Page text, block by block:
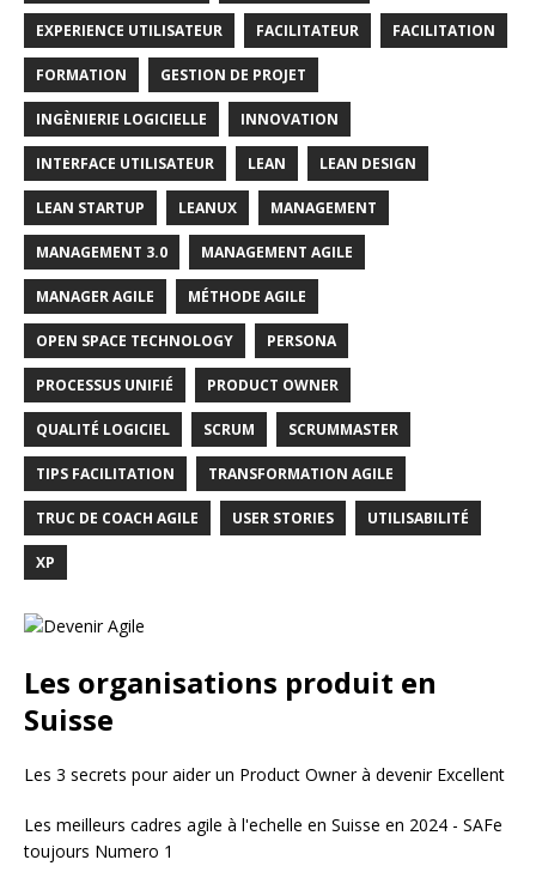
EXPERIENCE UTILISATEUR FACILITATEUR FACILITATION
FORMATION GESTION DE PROJET
INGÈNIERIE LOGICIELLE INNOVATION
INTERFACE UTILISATEUR LEAN LEAN DESIGN
LEAN STARTUP LEANUX MANAGEMENT
MANAGEMENT 3.0 MANAGEMENT AGILE
MANAGER AGILE MÉTHODE AGILE
OPEN SPACE TECHNOLOGY PERSONA
PROCESSUS UNIFIÉ PRODUCT OWNER
QUALITÉ LOGICIEL SCRUM SCRUMMASTER
TIPS FACILITATION TRANSFORMATION AGILE
TRUC DE COACH AGILE USER STORIES UTILISABILITÉ
XP
Les organisations produit en
Suisse
Les 3 secrets pour aider un Product Owner à devenir Excellent
Les meilleurs cadres agile à l'echelle en Suisse en 2024 - SAFe
toujours Numero 1